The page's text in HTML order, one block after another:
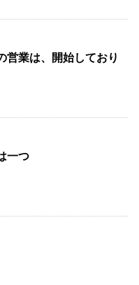
営業は、開始しており
一つ